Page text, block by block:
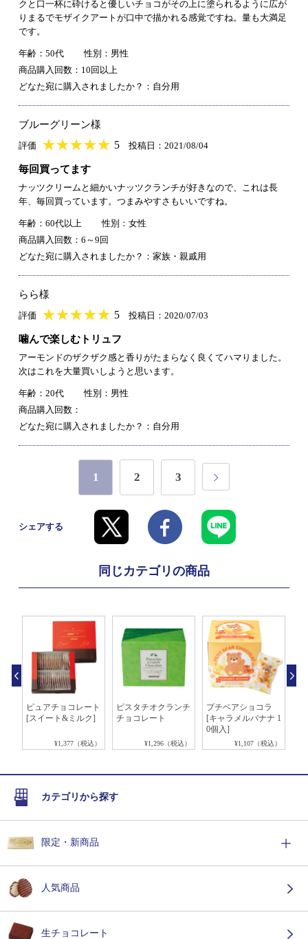
クと口一杯に砕けると優しいチョコがその上に塗られるように広が
りまるでモザイクアートが口中で描かれる感覚ですね。量も大満足
です。
年齢：50代
性別：男性
商品購入回数：10回以上
どなた宛に購入されましたか？：自分用
ブルーグリーン様
評価 ★★★★★
★★★★★ 5 投稿日：2021/08/04
毎回買ってます
ナッツクリームと細かいナッツクランチが好きなので、これは長
年、毎回買っています。つまみやすさもいいですね。
年齢：60代以上
性別：女性
商品購入回数：6～9回
どなた宛に購入されましたか？：家族・親戚用
らら様
評価 ★★★★★
★★★★★ 5 投稿日：2020/07/03
噛んで楽しむトリュフ
アーモンドのザクザク感と香りがたまらなく良くてハマりました。
次はこれを大量買いしようと思います。
年齢：20代
性別：男性
商品購入回数：
どなた宛に購入されましたか？：自分用
1 2 3
シェアする
同じカテゴリの商品
ピュアチョコレート
[スイート&ミルク]
¥1,377（税込）
ピスタチオクランチ
チョコレート
¥1,296（税込）
プチベアショコラ
[キャラメルバナナ 1
0個入]
¥1,107（税込）
カテゴリから探す
限定・新商品
人気商品
生チョコレート